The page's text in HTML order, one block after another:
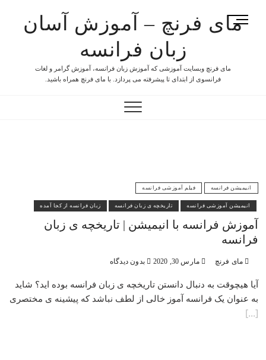
مای فرنچ – آموزش آسان
زبان فرانسه
مای فرنچ وبسایت آموزشی که آموزش زبان فرانسه، آموزش گرامر و لغات
فرانسوی از ابتدای تا پیشرفته می پردازد. با مای فرنچ همراه باشید.
M
e
انیمیشن فرانسه فیلم آموزشی فرانسه
انیمیشن آموزشی فرانسه تاریخچه ی زبان فرانسه زبان فرانسه از کجا آمده
آموزش فرانسه با انیمیشن | تاریخچه ی زبان
فرانسه
مای فرنچ مارس 30, 2020 بدون دیدگاه
آیا هیچوقت به دنبال دانستن تاریخچه ی زبان فرانسه بوده اید؟ شاید
به عنوان یک فرانسه آموز خالی از لطف نباشد که پیشینه ی مختصری